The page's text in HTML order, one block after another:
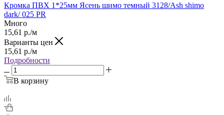
Кромка ПВХ 1*25мм Ясень шимо темный 3128/Ash shimo
dark/ 025 PR
Много
15,61 р./м
Варианты цен
15,61 р./м
Подробности
В корзину